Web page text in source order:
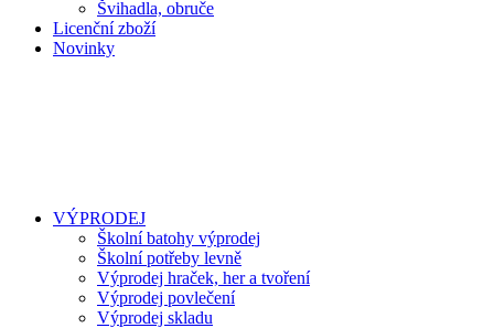
Švihadla, obruče
Licenční zboží
Novinky
VÝPRODEJ
Školní batohy výprodej
Školní potřeby levně
Výprodej hraček, her a tvoření
Výprodej povlečení
Výprodej skladu